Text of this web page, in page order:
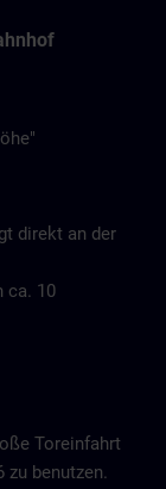
direkt an der
ca. 10
Toreinfahrt
zu benutzen.